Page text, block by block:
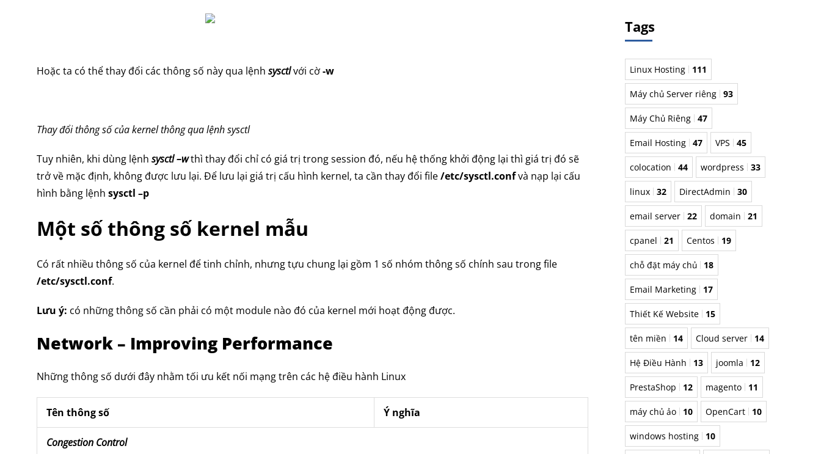
Hoặc ta có thể thay đổi các thông số này qua lệnh sysctlvới cờ-w
Thay đổi thông số của kernel thông qua lệnh sysctl
Tuy nhiên, khi dùng lệnh sysctl –wthì thay đổi chỉ có giá trị trong session đó, nếu hệ thống khởi động lại thì giá trị đó sẽ
trở về mặc định, không được lưu lại. Để lưu lại giá trị cấu hình kernel, ta cần thay đổi file/etc/sysctl.confvà nạp lại cấu
hình bằng lệnh sysctl –p
Một số thông số kernel mẫu
Có rất nhiều thông số của kernel để tinh chỉnh, nhưng tựu chung lại gồm 1 số nhóm thông số chính sau trong file
/etc/sysctl.conf.
Lưu ý: có những thông số cần phải có một module nào đó của kernel mới hoạt động được.
Network – Improving Performance
Những thông số dưới đây nhằm tối ưu kết nối mạng trên các hệ điều hành Linux
Tên thông số Ý nghĩa
Congestion Control
Tags
Linux Hosting 111
Máy chủ Server riêng 93
Máy Chủ Riêng 47
Email Hosting 47 VPS 45
colocation 44 wordpress 33
linux 32 DirectAdmin 30
email server 22 domain 21
cpanel 21 Centos 19
chỗ đặt máy chủ 18
Email Marketing 17
Thiết Kế Website 15
tên miền 14 Cloud server 14
Hệ Điều Hành 13 joomla 12
PrestaShop 12 magento 11
máy chủ ảo 10 OpenCart 10
windows hosting 10